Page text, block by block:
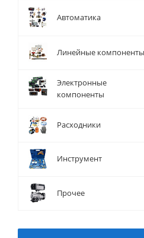
Автоматика
Линейные компоненты
Электронные
компоненты
Расходники
Инструмент
Прочее